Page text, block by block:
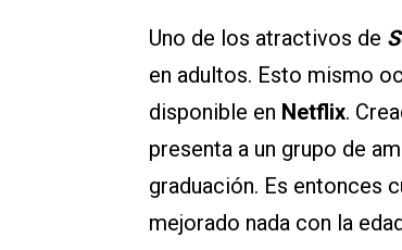
Uno de los atractivos de
en adultos. Esto mismo
disponible en Netflix.
presenta a un grupo de
graduación. Es entonces
mejorado nada con la